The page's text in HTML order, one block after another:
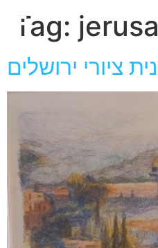
Tag:
ציורי ירושלים